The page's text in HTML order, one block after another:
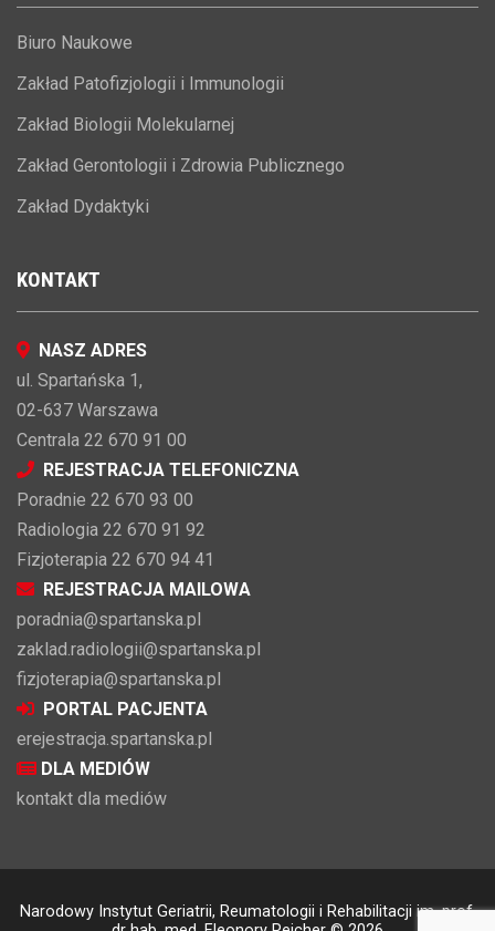
Biuro Naukowe
Zakład Patofizjologii i Immunologii
Zakład Biologii Molekularnej
Zakład Gerontologii i Zdrowia Publicznego
Zakład Dydaktyki
KONTAKT
NASZ ADRES
ul. Spartańska 1,
02-637 Warszawa
Centrala 22 670 91 00
REJESTRACJA TELEFONICZNA
Poradnie 22 670 93 00
Radiologia 22 670 91 92
Fizjoterapia 22 670 94 41
REJESTRACJA MAILOWA
poradnia@spartanska.pl
zaklad.radiologii@spartanska.pl
fizjoterapia@spartanska.pl
PORTAL PACJENTA
erejestracja.spartanska.pl
DLA MEDIÓW
kontakt dla mediów
Narodowy Instytut Geriatrii, Reumatologii i Rehabilitacji im. prof.